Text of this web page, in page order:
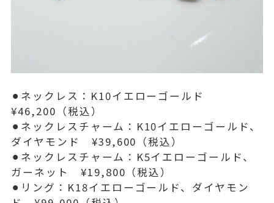
⚫︎ネックレス：K10イエローゴールド
¥46,200（税込）
⚫︎ネックレスチャーム：K10イエローゴールド、
ダイヤモンド ¥39,600（税込）
⚫︎ネックレスチャーム：K5イエローゴールド、
ガーネット ¥19,800（税込）
⚫︎リング：K18イエローゴールド、ダイヤモン